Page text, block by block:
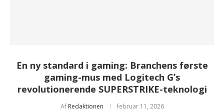
En ny standard i gaming: Branchens første
gaming-mus med Logitech G’s
revolutionerende SUPERSTRIKE-teknologi
Af Redaktionen februar 11, 2026